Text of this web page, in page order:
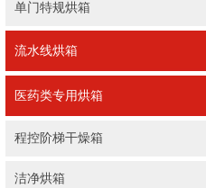
单门特规烘箱
流水线烘箱
医药类专用烘箱
程控阶梯干燥箱
洁净烘箱